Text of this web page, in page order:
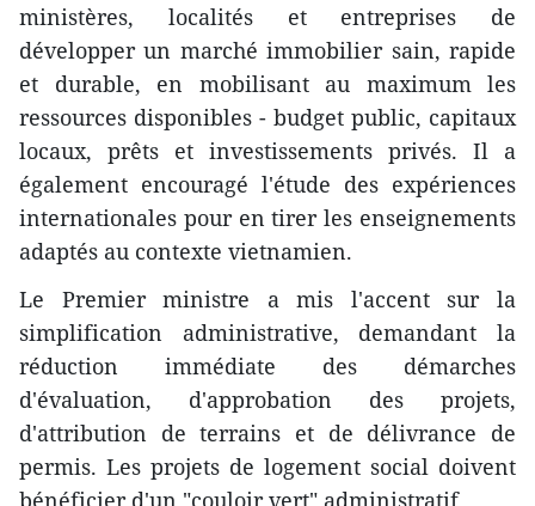
ministères, localités et entreprises de
développer un marché immobilier sain, rapide
et durable, en mobilisant au maximum les
ressources disponibles - budget public, capitaux
locaux, prêts et investissements privés. Il a
également encouragé l'étude des expériences
internationales pour en tirer les enseignements
adaptés au contexte vietnamien.
Le Premier ministre a mis l'accent sur la
simplification administrative, demandant la
réduction immédiate des démarches
d'évaluation, d'approbation des projets,
d'attribution de terrains et de délivrance de
permis. Les projets de logement social doivent